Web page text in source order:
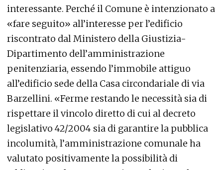
interessante. Perché il Comune è intenzionato a
«fare seguito» all’interesse per l’edificio
riscontrato dal Ministero della Giustizia-
Dipartimento dell’amministrazione
penitenziaria, essendo l’immobile attiguo
all’edificio sede della Casa circondariale di via
Barzellini. «Ferme restando le necessità sia di
rispettare il vincolo diretto di cui al decreto
legislativo 42/2004 sia di garantire la pubblica
incolumità, l’amministrazione comunale ha
valutato positivamente la possibilità di